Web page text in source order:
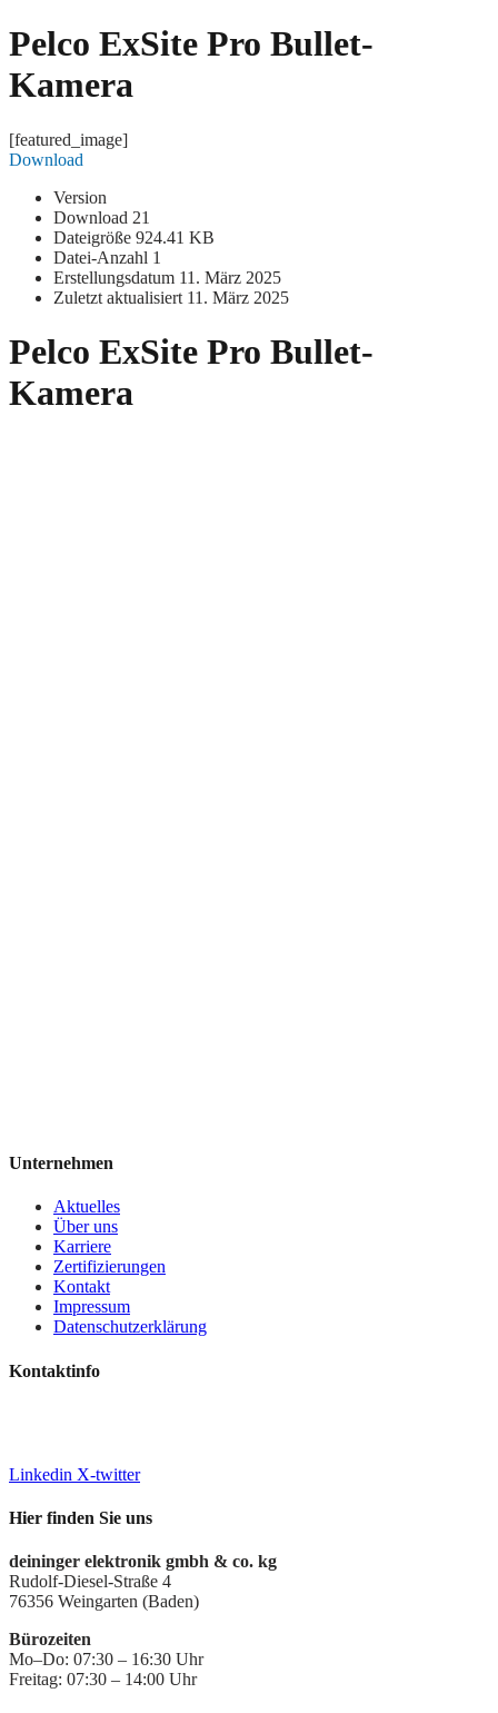
Pelco ExSite Pro Bullet-
Kamera
[featured_image]
Download
Version
Download 21
Dateigröße 924.41 KB
Datei-Anzahl 1
Erstellungsdatum 11. März 2025
Zuletzt aktualisiert 11. März 2025
Pelco ExSite Pro Bullet-
Kamera
Unternehmen
Aktuelles
Über uns
Karriere
Zertifizierungen
Kontakt
Impressum
Datenschutzerklärung
Kontaktinfo
Linkedin X-twitter
Hier finden Sie uns
deininger elektronik gmbh & co. kg
Rudolf-Diesel-Straße 4
76356 Weingarten (Baden)
Bürozeiten
Mo–Do: 07:30 – 16:30 Uhr
Freitag: 07:30 – 14:00 Uhr